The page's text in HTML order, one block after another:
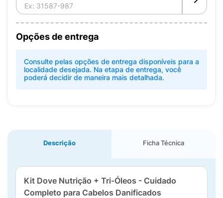
Opções de entrega
Consulte pelas opções de entrega disponíveis para a
localidade desejada. Na etapa de entrega, você
poderá decidir de maneira mais detalhada.
Descrição Ficha Técnica
Kit Dove Nutrição + Tri-Óleos - Cuidado
Completo para Cabelos Danificados